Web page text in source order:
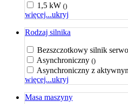
1,5 kW ()
więcej...ukryj
Rodzaj silnika
Bezszczotkowy silnik
Asynchroniczny ()
Asynchroniczny z
więcej...ukryj
Masa maszyny